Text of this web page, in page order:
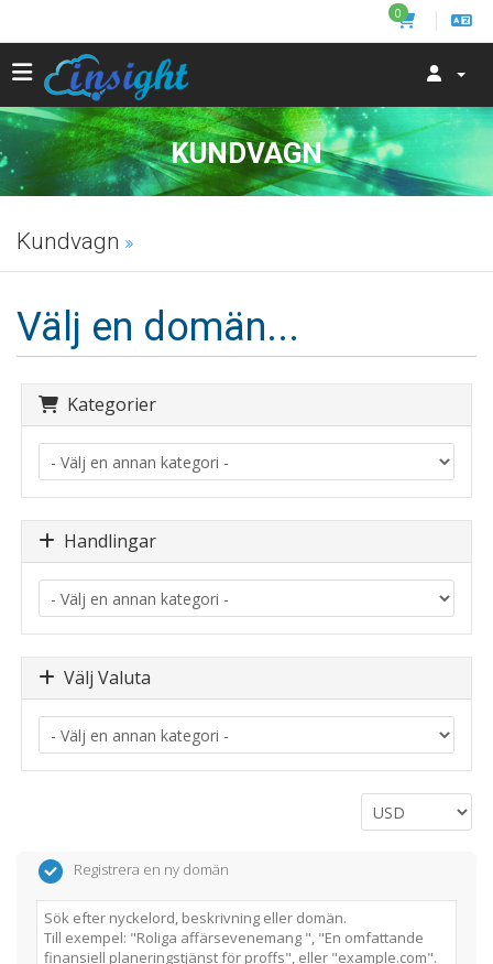
0
KUNDVAGN
Kundvagn
Välj en domän...
Kategorier
Handlingar
Välj Valuta
Registrera en ny domän